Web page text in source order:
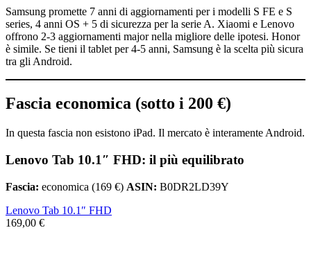
Samsung promette 7 anni di aggiornamenti per i modelli S FE e S
series, 4 anni OS + 5 di sicurezza per la serie A. Xiaomi e Lenovo
offrono 2-3 aggiornamenti major nella migliore delle ipotesi. Honor
è simile. Se tieni il tablet per 4-5 anni, Samsung è la scelta più sicura
tra gli Android.
Fascia economica (sotto i 200 €)
In questa fascia non esistono iPad. Il mercato è interamente Android.
Lenovo Tab 10.1″ FHD: il più equilibrato
Fascia: economica (169 €) ASIN: B0DR2LD39Y
Lenovo Tab 10.1″ FHD
169,00 €